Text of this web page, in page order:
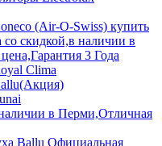
(Air-O-Swiss) купить
скидкой,в наличии в
3 Года
Clima
в Перми,Отличная
Ballu Официальная